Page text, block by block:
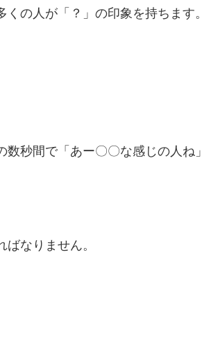
の人が「？」の印象を持ちます。
秒間で「あー〇〇な感じの人ね」
なりません。